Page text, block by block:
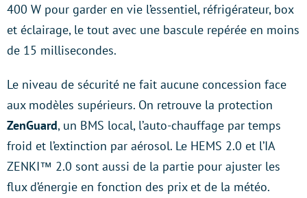
400 W pour garder en vie l’essentiel, réfrigérateur, box
et éclairage, le tout avec une bascule repérée en moins
de 15 millisecondes.
Le niveau de sécurité ne fait aucune concession face
aux modèles supérieurs. On retrouve la protection
ZenGuard, un BMS local, l’auto-chauffage par temps
froid et l’extinction par aérosol. Le HEMS 2.0 et l’IA
ZENKI™ 2.0 sont aussi de la partie pour ajuster les
flux d’énergie en fonction des prix et de la météo.